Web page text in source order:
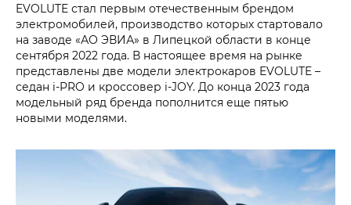
EVOLUTE стал первым отечественным брендом
электромобилей, производство которых стартовало
на заводе «АО ЭВИА» в Липецкой области в конце
сентября 2022 года. В настоящее время на рынке
представлены две модели электрокаров EVOLUTE –
седан i‑PRO и кроссовер i‑JOY. До конца 2023 года
модельный ряд бренда пополнится еще пятью
новыми моделями.